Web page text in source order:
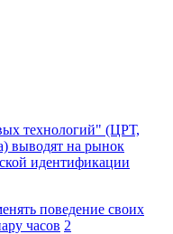
технологий" (ЦРТ,
выводят на рынок
идентификации
поведение своих
часов 2